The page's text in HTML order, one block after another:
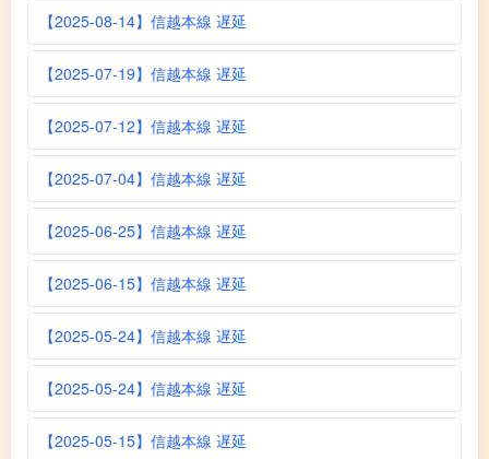
【2025-08-14】信越本線 遅延
【2025-07-19】信越本線 遅延
【2025-07-12】信越本線 遅延
【2025-07-04】信越本線 遅延
【2025-06-25】信越本線 遅延
【2025-06-15】信越本線 遅延
【2025-05-24】信越本線 遅延
【2025-05-24】信越本線 遅延
【2025-05-15】信越本線 遅延